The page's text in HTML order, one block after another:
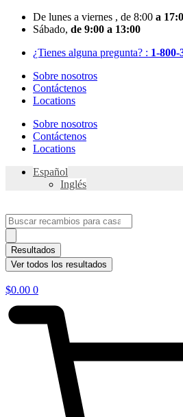
Skip
De lunes a viernes , de 8:00 a
Sábado, de 9:00 a 13:00
¿Tienes alguna pregunta? : 1-800-
Sobre nosotros
Contáctenos
Locations
Sobre nosotros
Contáctenos
Locations
Español
Inglés
Search
...
Resultados
Ver todos los resultados
$0.00 0